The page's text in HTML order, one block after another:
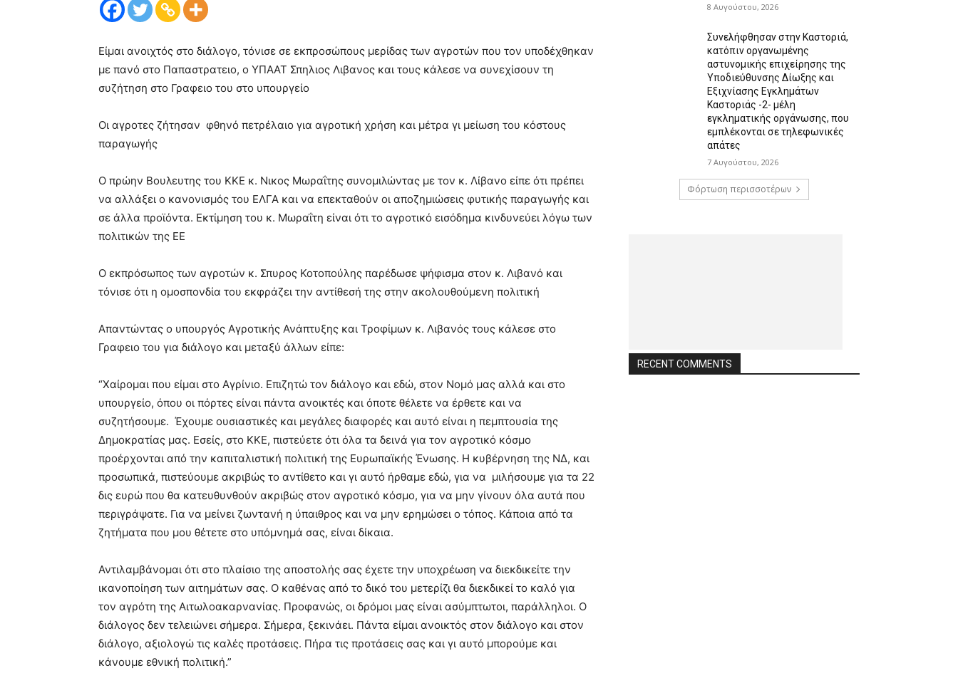
Είμαι ανοιχτός στο διάλογο, τόνισε σε εκπροσώπους μερίδας των αγροτών που τον υποδέχθηκαν
με πανό στο Παπαστρατειο, ο ΥΠΑΑΤ Σπηλιος Λιβανος και τους κάλεσε να συνεχίσουν τη
συζήτηση στο Γραφειο του στο υπουργείο
Οι αγροτες ζήτησαν φθηνό πετρέλαιο για αγροτική χρήση και μέτρα γι μείωση του κόστους
παραγωγής
Ο πρώην Βουλευτης του ΚΚΕ κ. Νικος Μωραΐτης συνομιλώντας με τον κ. Λίβανο είπε ότι πρέπει
να αλλάξει ο κανονισμός του ΕΛΓΑ και να επεκταθούν οι αποζημιώσεις φυτικής παραγωγής και
σε άλλα προϊόντα. Εκτίμηση του κ. Μωραΐτη είναι ότι το αγροτικό εισόδημα κινδυνεύει λόγω των
πολιτικών της ΕΕ
Ο εκπρόσωπος των αγροτών κ. Σπυρος Κοτοπούλης παρέδωσε ψήφισμα στον κ. Λιβανό και
τόνισε ότι η ομοσπονδία του εκφράζει την αντίθεσή της στην ακολουθούμενη πολιτική
Απαντώντας ο υπουργός Αγροτικής Ανάπτυξης και Τροφίμων κ. Λιβανός τους κάλεσε στο
Γραφειο του για διάλογο και μεταξύ άλλων είπε:
“Χαίρομαι που είμαι στο Αγρίνιο. Επιζητώ τον διάλογο και εδώ, στον Νομό μας αλλά και στο
υπουργείο, όπου οι πόρτες είναι πάντα ανοικτές και όποτε θέλετε να έρθετε και να
συζητήσουμε. Έχουμε ουσιαστικές και μεγάλες διαφορές και αυτό είναι η πεμπτουσία της
Δημοκρατίας μας. Εσείς, στο ΚΚΕ, πιστεύετε ότι όλα τα δεινά για τον αγροτικό κόσμο
προέρχονται από την καπιταλιστική πολιτική της Ευρωπαϊκής Ένωσης. Η κυβέρνηση της ΝΔ, και
προσωπικά, πιστεύουμε ακριβώς το αντίθετο και γι αυτό ήρθαμε εδώ, για να μιλήσουμε για τα 22
δις ευρώ που θα κατευθυνθούν ακριβώς στον αγροτικό κόσμο, για να μην γίνουν όλα αυτά που
περιγράψατε. Για να μείνει ζωντανή η ύπαιθρος και να μην ερημώσει ο τόπος. Κάποια από τα
ζητήματα που μου θέτετε στο υπόμνημά σας, είναι δίκαια.
Αντιλαμβάνομαι ότι στο πλαίσιο της αποστολής σας έχετε την υποχρέωση να διεκδικείτε την
ικανοποίηση των αιτημάτων σας. Ο καθένας από το δικό του μετερίζι θα διεκδικεί το καλό για
τον αγρότη της Αιτωλοακαρνανίας. Προφανώς, οι δρόμοι μας είναι ασύμπτωτοι, παράλληλοι. Ο
διάλογος δεν τελειώνει σήμερα. Σήμερα, ξεκινάει. Πάντα είμαι ανοικτός στον διάλογο και στον
διάλογο, αξιολογώ τις καλές προτάσεις. Πήρα τις προτάσεις σας και γι αυτό μπορούμε και
κάνουμε εθνική πολιτική.”
8 Αυγούστου, 2026
Συνελήφθησαν στην Καστοριά,
κατόπιν οργανωμένης
αστυνομικής επιχείρησης της
Υποδιεύθυνσης Δίωξης και
Εξιχνίασης Εγκλημάτων
Καστοριάς -2- μέλη
εγκληματικής οργάνωσης, που
εμπλέκονται σε τηλεφωνικές
απάτες
7 Αυγούστου, 2026
Φόρτωση περισσοτέρων
RECENT COMMENTS